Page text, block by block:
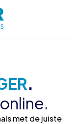
.
met de juiste